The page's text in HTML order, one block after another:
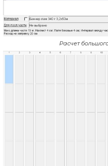
Расчет